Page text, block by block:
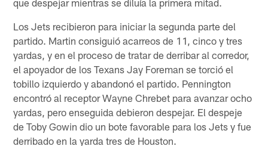
Los Jets recibieron para iniciar la segunda parte del
partido. Martin consiguió acarreos de 11, cinco y tres
yardas, y en el proceso de tratar de derribar al corredor,
el apoyador de los Texans Jay Foreman se torció el
tobillo izquierdo y abandonó el partido. Pennington
encontró al receptor Wayne Chrebet para avanzar ocho
yardas, pero enseguida debieron despejar. El despeje
de Toby Gowin dio un bote favorable para los Jets y fue
derribado en la yarda tres de Houston.